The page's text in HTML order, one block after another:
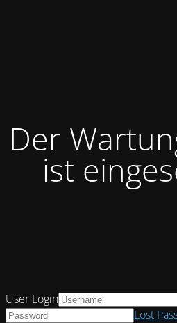
Der
ist
User Login
Lost